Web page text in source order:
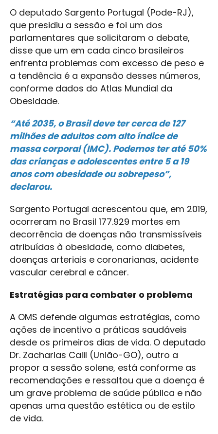
O deputado Sargento Portugal (Pode-RJ),
que presidiu a sessão e foi um dos
parlamentares que solicitaram o debate,
disse que um em cada cinco brasileiros
enfrenta problemas com excesso de peso e
a tendência é a expansão desses números,
conforme dados do Atlas Mundial da
Obesidade.
“Até 2035, o Brasil deve ter cerca de 127
milhões de adultos com alto índice de
massa corporal (IMC). Podemos ter até 50%
das crianças e adolescentes entre 5 a 19
anos com obesidade ou sobrepeso”,
declarou.
Sargento Portugal acrescentou que, em 2019,
ocorreram no Brasil 177.929 mortes em
decorrência de doenças não transmissíveis
atribuídas à obesidade, como diabetes,
doenças arteriais e coronarianas, acidente
vascular cerebral e câncer.
Estratégias para combater o problema
A OMS defende algumas estratégias, como
ações de incentivo a práticas saudáveis
desde os primeiros dias de vida. O deputado
Dr. Zacharias Calil (União-GO), outro a
propor a sessão solene, está conforme as
recomendações e ressaltou que a doença é
um grave problema de saúde pública e não
apenas uma questão estética ou de estilo
de vida.